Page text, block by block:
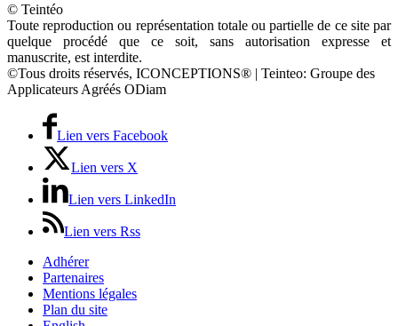
© Teintéo
Toute reproduction ou représentation totale ou partielle de ce site par
quelque procédé que ce soit, sans autorisation expresse et
manuscrite, est interdite.
©Tous droits réservés, ICONCEPTIONS® | Teinteo: Groupe des
Applicateurs Agréés ODiam
Lien vers Facebook
Lien vers X
Lien vers LinkedIn
Lien vers Rss
Adhérer
Partenaires
Mentions légales
Plan du site